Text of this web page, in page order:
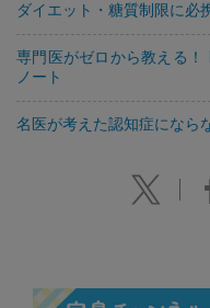
ダイエット・糖質制限に必
専門医がゼロから教える
ノート
名医が考えた認知症になら